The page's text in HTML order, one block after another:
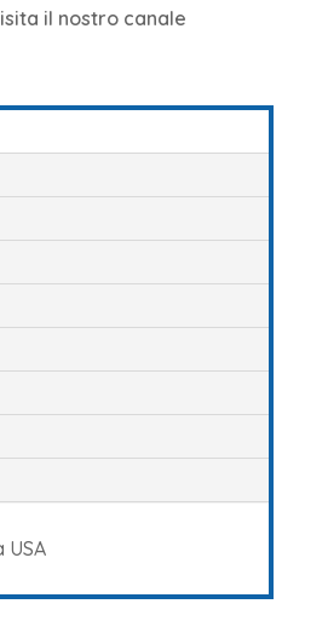
il nostro canale
USA